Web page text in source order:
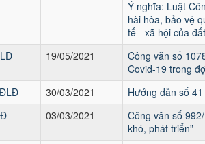
Ý nghĩa: Luật
hài hòa, bảo vệ
tế - xã hội của
19/05/2021
Công văn số
Covid-19 trong
30/03/2021
Hướng dẫn số
03/03/2021
Công văn số
khó, phát triển”